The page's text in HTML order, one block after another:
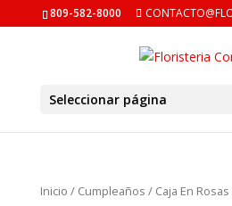
809-582-8000
Seleccionar página
Inicio / Cumpleaños / Caja En